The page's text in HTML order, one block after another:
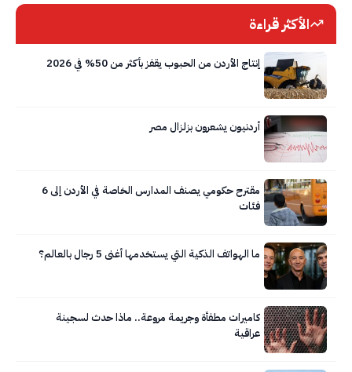
الأكثر قراءة
إنتاج الأردن من الحبوب يقفز بأكثر من 50% في 2026
أردنيون يشعرون بزلزال مصر
مقترح حكومي يصنف المدارس الخاصة في الأردن إلى 6
فئات
ما الهواتف الذكية التي يستخدمها أغنى 5 رجال بالعالم؟
كاميرات مطفأة وجريمة مروعة.. ماذا حدث لسجينة
عراقية